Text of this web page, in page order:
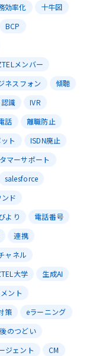
効率化
十牛図
BCP
メンバー
ネスフォン
傾聴
識
IVR
話
離職防止
ト
ISDN廃止
マーサポート
salesforce
ド
より
電話番号
連携
ャネル
大学
生成AI
ント
策
eラーニング
のつどい
ジェント
CM